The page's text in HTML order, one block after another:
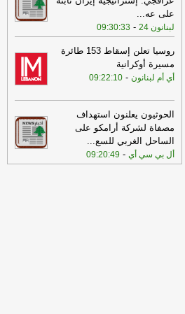
الأجنبية هي السبب الرئيسي لزعزعة الأمن
وعليها مغادرة المنطقة
10:28
ريفي: آن الأوان لمنظومة إقليمية
تحمي دولنا- أي أم لبنانون
07:40
الوكالة الوطنية: قصف مدفعي
محيط بلدة المنصوري وإصابة عدد من
المنازل-الجديد
22:43
إحباط هجوم لـ"داعش" بريف
دمشق- لبنانون 24
19:15
مصادر رسمية للجديد: لا وجود لأي
ملحق سري للملحق الأمني والوثيقة أُعدّت
على عه...
لبنانون 24 -
09:30:33
روسيا تعلن إسقاط 153 طائرة
مسيرة أوكرانية
أي أم لبنانون -
09:22:10
الحوثيون يعلنون استهداف
مصفاة لشركة أرامكو على
الساحل الغربي للسع...
أل بي سي أي -
09:20:49